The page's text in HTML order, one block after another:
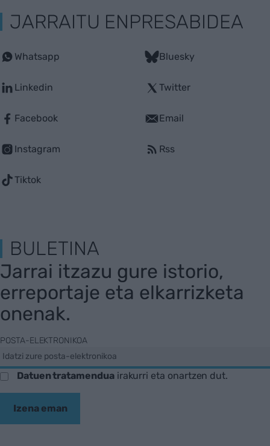
JARRAITU ENPRESABIDEA
Whatsapp
Linkedin
Facebook
Instagram
Tiktok
Bluesky
Twitter
Email
Rss
BULETINA
Jarrai itzazu gure istorio,
erreportaje eta elkarrizketa
onenak.
POSTA-ELEKTRONIKOA
Datuen tratamenduairakurri eta onartzen dut.
Izena eman